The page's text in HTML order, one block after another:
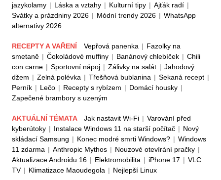
jazykolamy | Láska a vztahy | Kulturní tipy | Ajťák radí |
Svátky a prázdniny 2026 | Módní trendy 2026 | WhatsApp
alternativy 2026
RECEPTY A VAŘENÍ Vepřová panenka | Fazolky na
smetaně | Čokoládové muffiny | Banánový chlebíček | Chili
con carne | Sportovní nápoj | Zálivky na salát | Jahodový
džem | Zelná polévka | Třešňová bublanina | Sekaná recept |
Perník | Lečo | Recepty s rybízem | Domácí housky |
Zapečené brambory s uzeným
AKTUÁLNÍ TÉMATA Jak nastavit Wi-Fi | Varování před
kyberútoky | Instalace Windows 11 na starší počítač | Nový
skládací Samsung | Konec modré smrti Windows? | Windows
11 zdarma | Anthropic Mythos | Nouzové otevírání pračky |
Aktualizace Androidu 16 | Elektromobilita | iPhone 17 | VLC
TV | Klimatizace Maoudegola | Nejlepší Linux